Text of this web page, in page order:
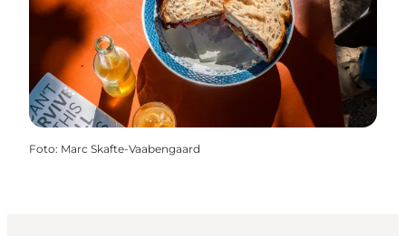
Foto: Marc Skafte-Vaabengaard